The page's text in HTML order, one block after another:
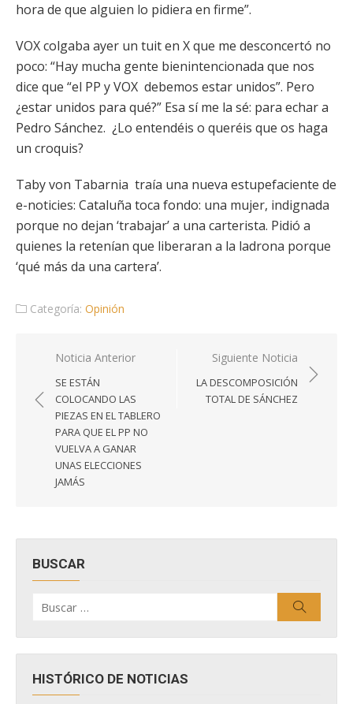
hora de que alguien lo pidiera en firme”.
VOX colgaba ayer un tuit en X que me desconcertó no
poco: “Hay mucha gente bienintencionada que nos
dice que “el PP y VOX debemos estar unidos”. Pero
¿estar unidos para qué?” Esa sí me la sé: para echar a
Pedro Sánchez. ¿Lo entendéis o queréis que os haga
un croquis?
Taby von Tabarnia traía una nueva estupefaciente de
e-noticies: Cataluña toca fondo: una mujer, indignada
porque no dejan ‘trabajar’ a una carterista. Pidió a
quienes la retenían que liberaran a la ladrona porque
‘qué más da una cartera’.
Categoría: Opinión
Navegación
entradas
Noticia Anterior
SE ESTÁN
COLOCANDO LAS
PIEZAS EN EL TABLERO
PARA QUE EL PP NO
VUELVA A GANAR
UNAS ELECCIONES
JAMÁS
Siguiente Noticia
LA DESCOMPOSICIÓN
TOTAL DE SÁNCHEZ
BUSCAR
por:
HISTÓRICO DE NOTICIAS